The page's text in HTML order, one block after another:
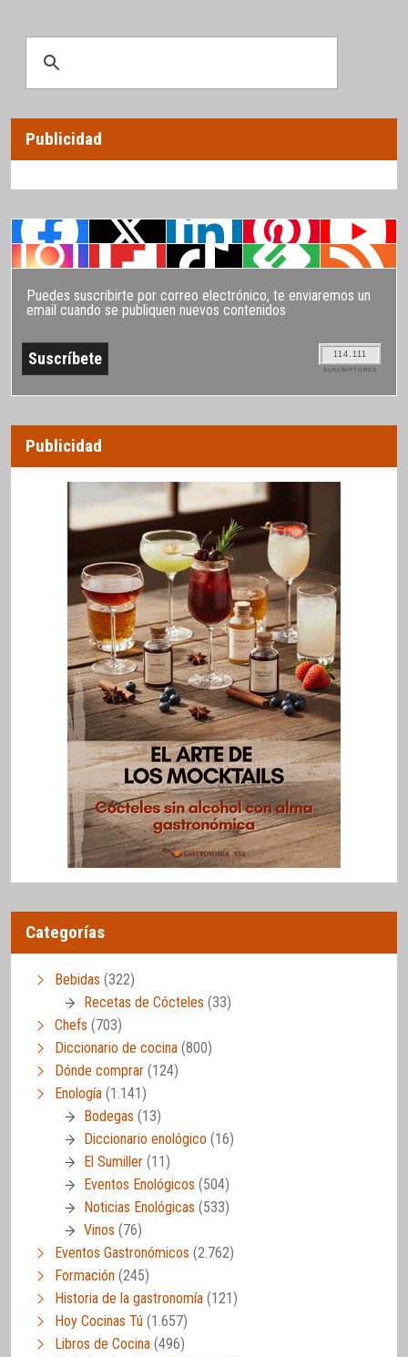
Publicidad
Puedes suscribirte por correo electrónico, te enviaremos un
email cuando se publiquen nuevos contenidos
114.111
SUSCRIPTORES
Publicidad
Categorías
Bebidas (322)
Recetas de Cócteles (33)
Chefs (703)
Diccionario de cocina (800)
Dónde comprar (124)
Enología (1.141)
Bodegas (13)
Diccionario enológico (16)
El Sumiller (11)
Eventos Enológicos (504)
Noticias Enológicas (533)
Vinos (76)
Eventos Gastronómicos (2.762)
Formación (245)
Historia de la gastronomía (121)
Hoy Cocinas Tú (1.657)
Libros de Cocina (496)